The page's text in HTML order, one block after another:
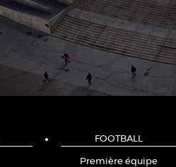
FOOTBALL
Première équipe